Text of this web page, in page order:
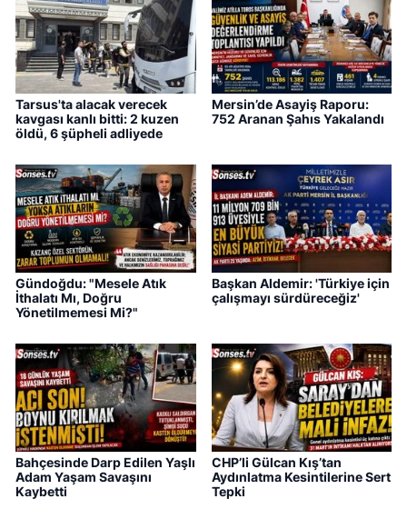
Tarsus'ta alacak verecek
kavgası kanlı bitti: 2 kuzen
öldü, 6 şüpheli adliyede
Mersin’de Asayiş Raporu:
752 Aranan Şahıs Yakalandı
Gündoğdu: "Mesele Atık
İthalatı Mı, Doğru
Yönetilmemesi Mi?"
Başkan Aldemir: 'Türkiye için
çalışmayı sürdüreceğiz'
Bahçesinde Darp Edilen Yaşlı
Adam Yaşam Savaşını
Kaybetti
CHP’li Gülcan Kış’tan
Aydınlatma Kesintilerine Sert
Tepki